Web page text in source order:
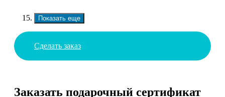
Показать еще
Сделать заказ
Заказать подарочный сертификат